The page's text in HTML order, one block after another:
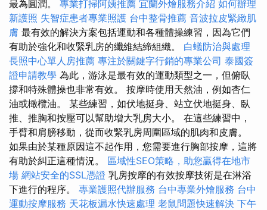
最為圓潤。 專業打掃阿姨推薦 宜蘭外燴服務介紹 如何辦理
新護照 失智症患者專業照護 台中整骨推薦 音波拉皮緊緻肌
膚 最有效的解決方案包括運動和各種體操練習，因為它們
有助於強化和收緊乳房的纖維結締組織。 白蟻防治與處理
長照中心單人房推薦 專注於關鍵字行銷的專業公司 泰國簽
證申請教學 為此，游泳是最有效的運動類型之一，但俯臥
撐和特殊體操也非常有效。 按摩時使用天然油，例如杏仁
油或橄欖油。 某些練習，如伏地挺身、站立伏地挺身、臥
推、推胸和按壓可以幫助增大乳房大小。 在這些練習中，
手臂和肩膀移動，從而收緊乳房周圍區域的肌肉和皮膚。
如果由於某種原因這不起作用，您需要進行胸部按摩，這將
有助於糾正這種情況。 區域性SEO策略，助您贏得在地市
場 網站安全的SSL憑證 乳房按摩的有效按摩技術是在淋浴
下進行的程序。 專業護照代辦服務 台中專業外燴服務 台中
運動按摩服務 天花板漏水快速處理 老鼠問題快速解決 下午